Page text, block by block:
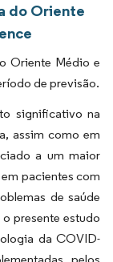
do Oriente
Oriente Médio e
de previsão.
significativo na
assim como em
a um maior
pacientes com
de saúde
presente estudo
da COVID-